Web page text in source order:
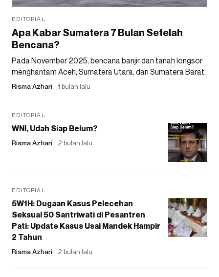
EDITORIAL
Apa Kabar Sumatera 7 Bulan Setelah
Bencana?
Pada November 2025, bencana banjir dan tanah longsor
menghantam Aceh, Sumatera Utara, dan Sumatera Barat.
Risma Azhari 1 bulan lalu
EDITORIAL
WNI, Udah Siap Belum?
Risma Azhari 2 bulan lalu
EDITORIAL
5W1H: Dugaan Kasus Pelecehan
Seksual 50 Santriwati di Pesantren
Pati: Update Kasus Usai Mandek Hampir
2 Tahun
Risma Azhari 2 bulan lalu